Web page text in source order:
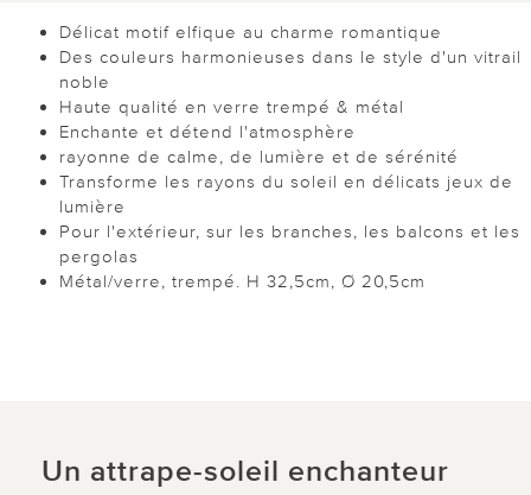
Délicat motif elfique au charme romantique
Des couleurs harmonieuses dans le style d'un vitrail
noble
Haute qualité en verre trempé & métal
Enchante et détend l'atmosphère
rayonne de calme, de lumière et de sérénité
Transforme les rayons du soleil en délicats jeux de
lumière
Pour l'extérieur, sur les branches, les balcons et les
pergolas
Métal/verre, trempé. H 32,5cm, Ø 20,5cm
Un attrape-soleil enchanteur